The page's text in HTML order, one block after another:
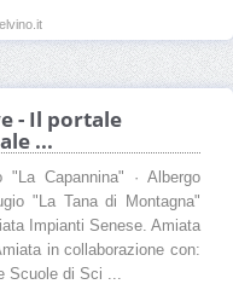
- Il portale
...
"La Capannina" · Albergo
"La Tana di Montagna"
Impianti Senese. Amiata
in collaborazione con:
Scuole di Sci ...